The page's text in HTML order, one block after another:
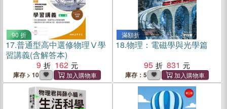
90 折
17.普通型高中選修物理Ⅴ學
習講義(含解答本)
9
162
庫存 > 10
滿額折
18.物理：電磁學與光學篇
95
831
庫存：5